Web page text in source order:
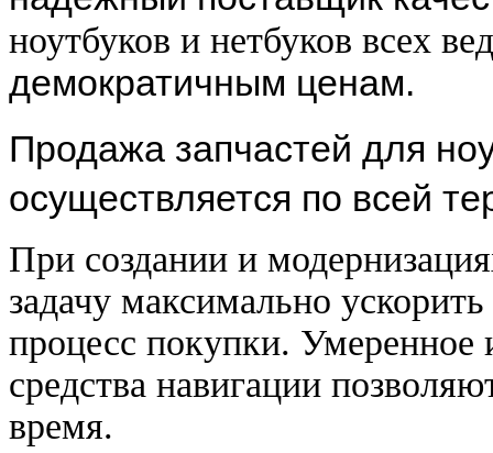
ноутбуков и нетбуков всех
демократичным ценам.
Продажа запчастей для
осуществляется по всей
При создании и
задачу максимально
процесс покупки. Умеренное
средства навигации
время.